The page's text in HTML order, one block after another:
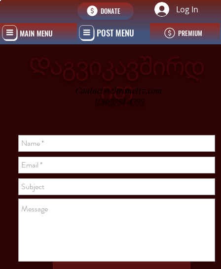
POST MENU
Log In
MAIN MENU PREMIUM
DONATE
Დაგვიკავშირდ
ით
Contact@chrisnettv.com
1(346)254-4399